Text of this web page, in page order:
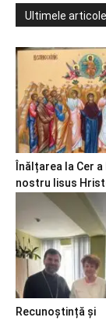
Ultimele articole
Înălțarea la Cer
nostru Iisus
Recunoștință și